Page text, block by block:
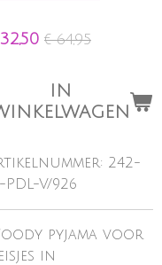
€ 64,95
IN
242-
PDL-V/926
pyjama voor
in